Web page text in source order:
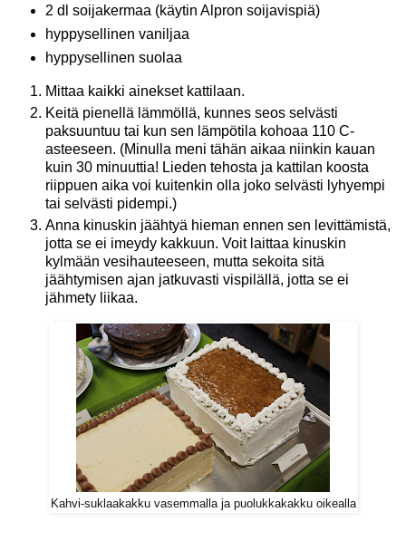
2 dl soijakermaa (käytin Alpron soijavispiä)
hyppysellinen vaniljaa
hyppysellinen suolaa
Mittaa kaikki ainekset kattilaan.
Keitä pienellä lämmöllä, kunnes seos selvästi
paksuuntuu tai kun sen lämpötila kohoaa 110 C-
asteeseen. (Minulla meni tähän aikaa niinkin kauan
kuin 30 minuuttia! Lieden tehosta ja kattilan koosta
riippuen aika voi kuitenkin olla joko selvästi lyhyempi
tai selvästi pidempi.)
Anna kinuskin jäähtyä hieman ennen sen levittämistä,
jotta se ei imeydy kakkuun. Voit laittaa kinuskin
kylmään vesihauteeseen, mutta sekoita sitä
jäähtymisen ajan jatkuvasti vispilällä, jotta se ei
jähmety liikaa.
Kahvi-suklaakakku vasemmalla ja puolukkakakku oikealla